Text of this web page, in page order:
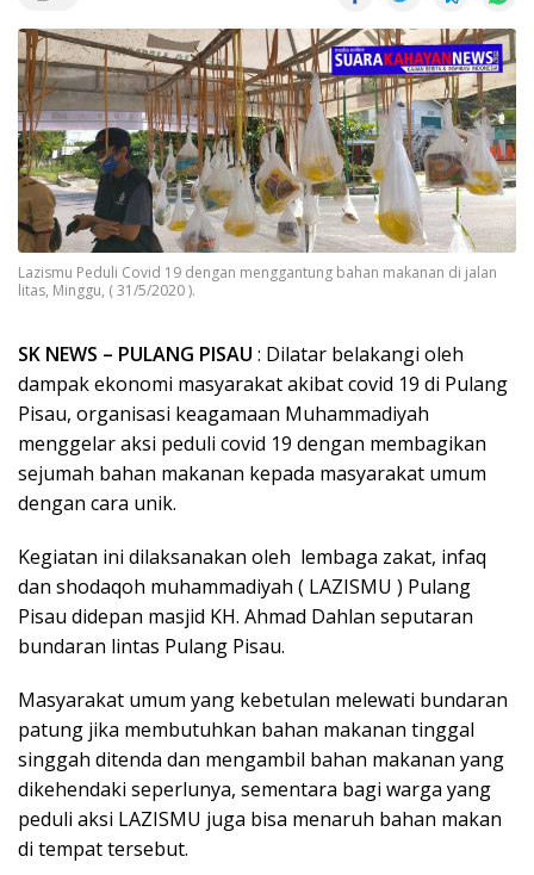
Lazismu Peduli Covid 19 dengan menggantung bahan makanan di jalan
litas, Minggu, ( 31/5/2020 ).
SK NEWS – PULANG PISAU : Dilatar belakangi oleh
dampak ekonomi masyarakat akibat covid 19 di Pulang
Pisau, organisasi keagamaan Muhammadiyah
menggelar aksi peduli covid 19 dengan membagikan
sejumah bahan makanan kepada masyarakat umum
dengan cara unik.
Kegiatan ini dilaksanakan oleh lembaga zakat, infaq
dan shodaqoh muhammadiyah ( LAZISMU ) Pulang
Pisau didepan masjid KH. Ahmad Dahlan seputaran
bundaran lintas Pulang Pisau.
Masyarakat umum yang kebetulan melewati bundaran
patung jika membutuhkan bahan makanan tinggal
singgah ditenda dan mengambil bahan makanan yang
dikehendaki seperlunya, sementara bagi warga yang
peduli aksi LAZISMU juga bisa menaruh bahan makan
di tempat tersebut.